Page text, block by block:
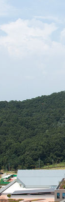
비스 장애 발생…"원
으로 미상 발사체 발
위…한밤 열대야도
3연전도 폭염 취소
측 배경엔 美의 대한
축구협회…초유의 압
름 최고치 경신…영
추가 압수수색…내
회복…0.26% 오른
포인트(4.58%) 내
0.7원 내린 1423.8원
리, 스페이스X 로
실패…LAFC는 승부
'…기상청 "태풍 지나